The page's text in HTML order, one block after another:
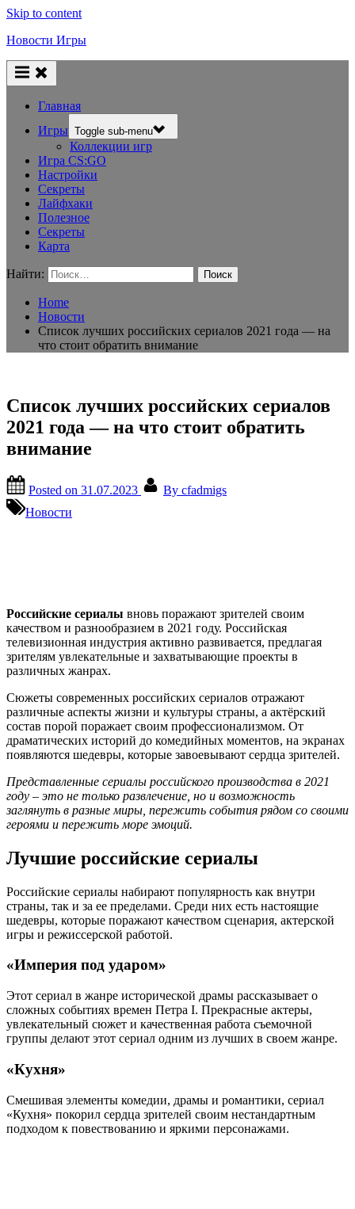
Skip to content
Новости Игры
Главная
Игры Toggle sub-menu
Коллекции игр
Игра CS:GO
Настройки
Секреты
Лайфхаки
Полезное
Секреты
Карта
Найти:
Home
Новости
Список лучших российских сериалов 2021 года — на
что стоит обратить внимание
Список лучших российских сериалов
2021 года — на что стоит обратить
внимание
Posted on 31.07.2023 By cfadmigs
Новости
Российские сериалы вновь поражают зрителей своим
качеством и разнообразием в 2021 году. Российская
телевизионная индустрия активно развивается, предлагая
зрителям увлекательные и захватывающие проекты в
различных жанрах.
Сюжеты современных российских сериалов отражают
различные аспекты жизни и культуры страны, а актёрский
состав порой поражает своим профессионализмом. От
драматических историй до комедийных моментов, на экранах
появляются шедевры, которые завоевывают сердца зрителей.
Представленные сериалы российского производства в 2021
году – это не только развлечение, но и возможность
заглянуть в разные миры, пережить события рядом со своими
героями и пережить море эмоций.
Лучшие российские сериалы
Российские сериалы набирают популярность как внутри
страны, так и за ее пределами. Среди них есть настоящие
шедевры, которые поражают качеством сценария, актерской
игры и режиссерской работой.
«Империя под ударом»
Этот сериал в жанре исторической драмы рассказывает о
сложных событиях времен Петра I. Прекрасные актеры,
увлекательный сюжет и качественная работа съемочной
группы делают этот сериал одним из лучших в своем жанре.
«Кухня»
Смешивая элементы комедии, драмы и романтики, сериал
«Кухня» покорил сердца зрителей своим нестандартным
подходом к повествованию и яркими персонажами.